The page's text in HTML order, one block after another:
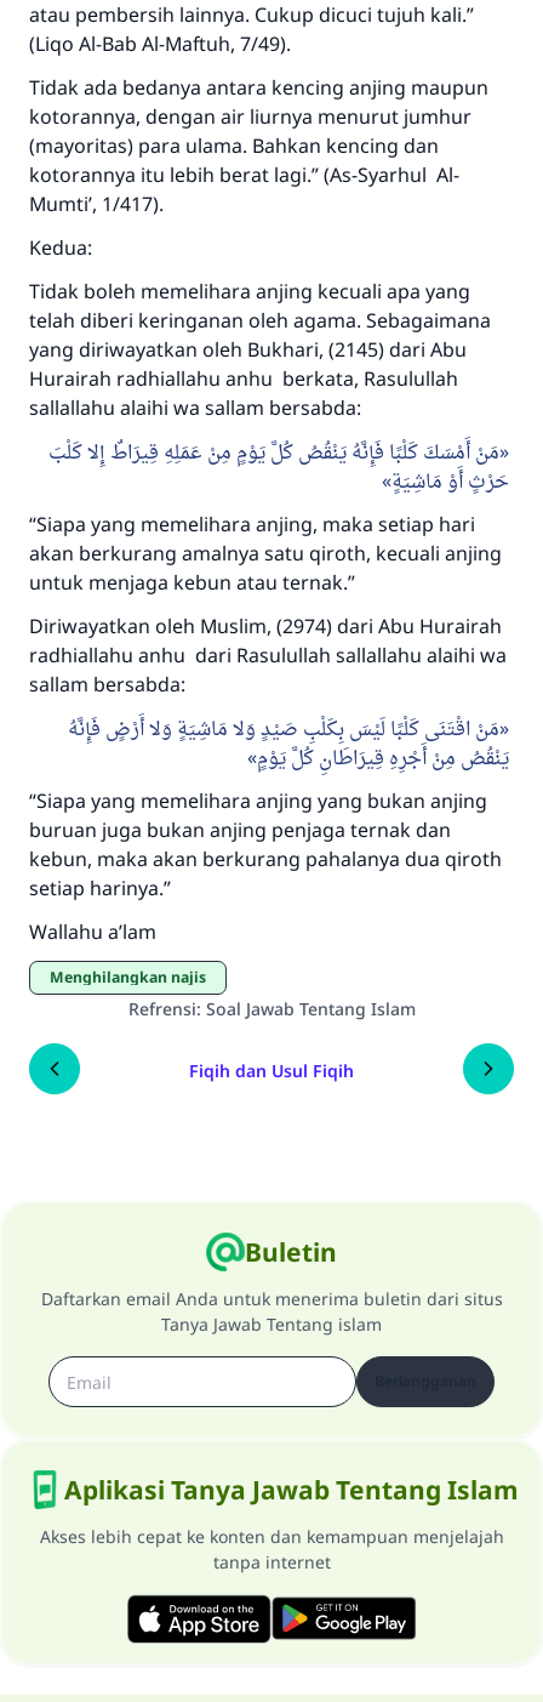
atau pembersih lainnya. Cukup dicuci tujuh kali.”
(Liqo Al-Bab Al-Maftuh, 7/49).
Tidak ada bedanya antara kencing anjing maupun
kotorannya, dengan air liurnya menurut jumhur
(mayoritas) para ulama. Bahkan kencing dan
kotorannya itu lebih berat lagi.” (As-Syarhul Al-
Mumti’, 1/417).
Kedua:
Tidak boleh memelihara anjing kecuali apa yang
telah diberi keringanan oleh agama. Sebagaimana
yang diriwayatkan oleh Bukhari, (2145) dari Abu
Hurairah radhiallahu anhu berkata, Rasulullah
sallallahu alaihi wa sallam bersabda:
مَنْ أَمْسَكَ كَلْبًا فَإِنَّهُ يَنْقُصُ كُلَّ يَوْمٍ مِنْ عَمَلِهِ قِيرَاطٌ إِلا كَلْبَ
حَرْثٍ أَوْ مَاشِيَةٍ
“Siapa yang memelihara anjing, maka setiap hari
akan berkurang amalnya satu qiroth, kecuali anjing
untuk menjaga kebun atau ternak.”
Diriwayatkan oleh Muslim, (2974) dari Abu Hurairah
radhiallahu anhu dari Rasulullah sallallahu alaihi wa
sallam bersabda:
مَنْ اقْتَنَى كَلْبًا لَيْسَ بِكَلْبِ صَيْدٍ وَلا مَاشِيَةٍ وَلا أَرْضٍ فَإِنَّهُ
يَنْقُصُ مِنْ أَجْرِهِ قِيرَاطَانِ كُلَّ يَوْمٍ
“Siapa yang memelihara anjing yang bukan anjing
buruan juga bukan anjing penjaga ternak dan
kebun, maka akan berkurang pahalanya dua qiroth
setiap harinya.”
Wallahu a’lam
Menghilangkan najis
Refrensi: Soal Jawab Tentang Islam
Fiqih dan Usul Fiqih
Buletin
Daftarkan email Anda untuk menerima buletin dari situs
Tanya Jawab Tentang islam
Aplikasi Tanya Jawab Tentang Islam
Akses lebih cepat ke konten dan kemampuan menjelajah
tanpa internet